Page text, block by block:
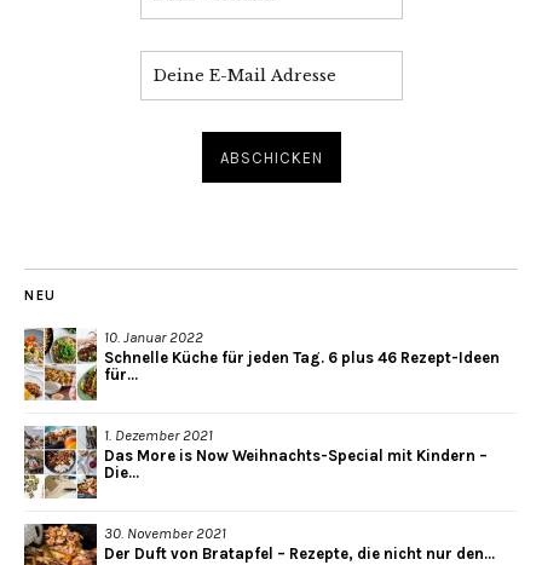
NEU
10. Januar 2022
Schnelle Küche für jeden Tag. 6 plus 46 Rezept-Ideen
für...
1. Dezember 2021
Das More is Now Weihnachts-Special mit Kindern –
Die...
30. November 2021
Der Duft von Bratapfel – Rezepte, die nicht nur den...